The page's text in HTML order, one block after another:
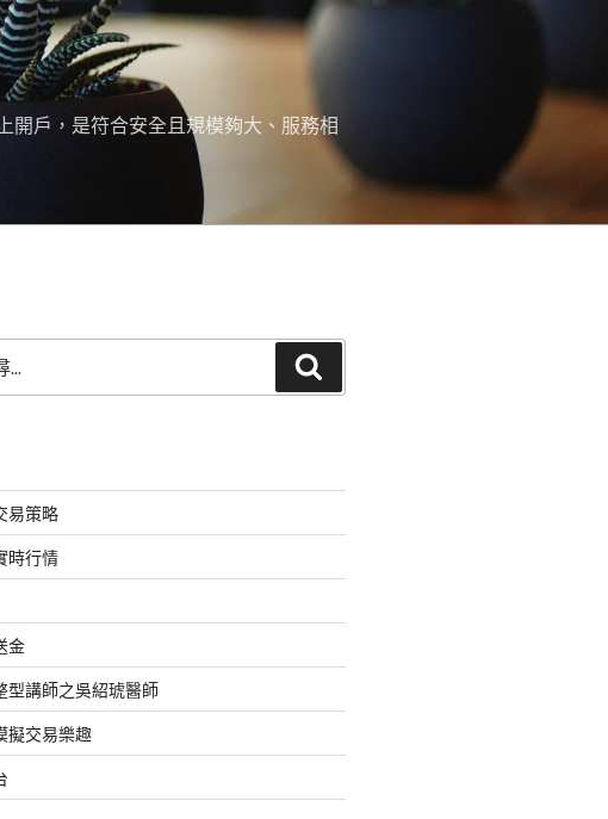
開戶，是符合安全且規模夠大、服務相
尋
易策略
時行情
金
型講師之吳紹琥醫師
擬交易樂趣